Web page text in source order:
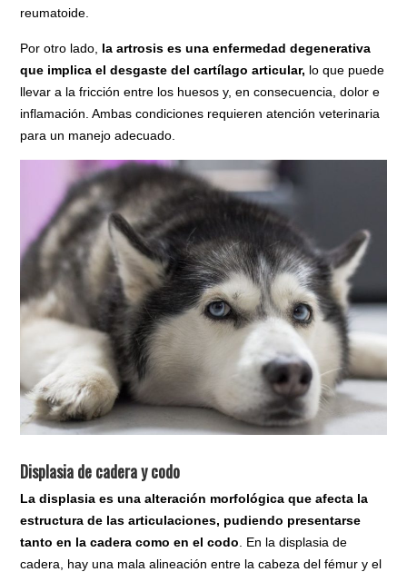
reumatoide.
Por otro lado, la artrosis es una enfermedad degenerativa
que implica el desgaste del cartílago articular, lo que puede
llevar a la fricción entre los huesos y, en consecuencia, dolor e
inflamación. Ambas condiciones requieren atención veterinaria
para un manejo adecuado.
Displasia de cadera y codo
La displasia es una alteración morfológica que afecta la
estructura de las articulaciones, pudiendo presentarse
tanto en la cadera como en el codo . En la displasia de
cadera, hay una mala alineación entre la cabeza del fémur y el